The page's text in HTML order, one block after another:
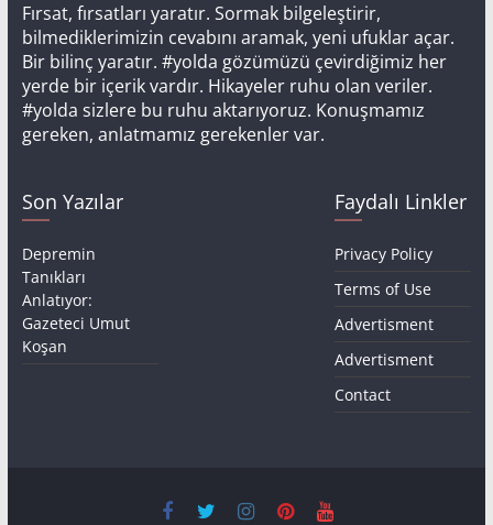
Fırsat, fırsatları yaratır. Sormak bilgeleştirir,
bilmediklerimizin cevabını aramak, yeni ufuklar açar.
Bir bilinç yaratır. #yolda gözümüzü çevirdiğimiz her
yerde bir içerik vardır. Hikayeler ruhu olan veriler.
#yolda sizlere bu ruhu aktarıyoruz. Konuşmamız
gereken, anlatmamız gerekenler var.
Son Yazılar
Depremin
Tanıkları
Anlatıyor:
Gazeteci Umut
Koşan
Faydalı Linkler
Privacy Policy
Terms of Use
Advertisment
Advertisment
Contact